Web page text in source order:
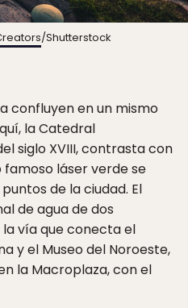
/Shutterstock
confluyen en un mismo
la Catedral
siglo XVIII, contrasta con
láser verde se
de la ciudad. El
de agua de dos
vía que conecta el
y el Museo del Noroeste,
la Macroplaza, con el